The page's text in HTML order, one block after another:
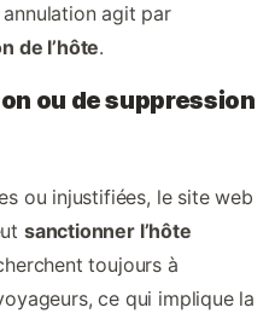
agit par
de l’hôte.
ou de suppression
ou injustifiées, le site web
sanctionner l’hôte
toujours à
ce qui implique la